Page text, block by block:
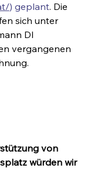
) geplant. Die
sich unter
DI
vergangenen
von
würden wir